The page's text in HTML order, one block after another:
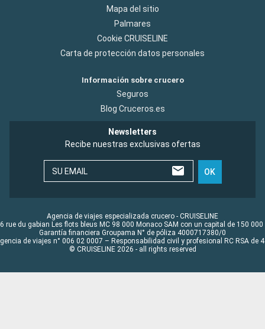
Mapa del sitio
Palmares
Cookie CRUISELINE
Carta de protección datos personales
Información sobre crucero
Seguros
Blog Cruceros.es
Newsletters
Recibe nuestras exclusivas ofertas
SU EMAIL OK
Agencia de viajes especializada crucero - CRUISELINE
rue du gabian Les flots bleus MC 98 000 Monaco SAM con un capital de 150 000
Garantía financiera Groupama N° de póliza 4000717380/0
de viajes n° 006 02 0007 – Responsabilidad civil y profesional RC RSA de
© CRUISELINE 2026 - all rights reserved